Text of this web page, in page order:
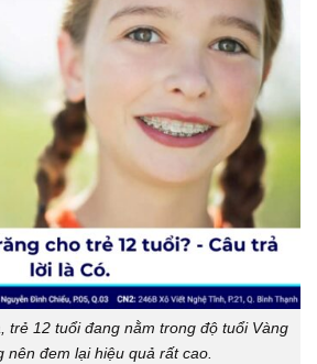
trẻ 12 tuổi đang nằm trong độ tuổi Vàng
nên đem lại hiệu quả rất cao.